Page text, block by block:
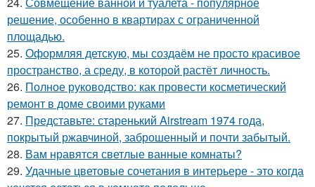
решение, особенно в квартирах с ограниченной
площадью.
25. Оформляя детскую, мы создаём не просто красивое
пространство, а среду, в которой растёт личность.
26. Полное руководство: как провести косметический
ремонт в доме своими руками
27. Представьте: старенький Airstream 1974 года,
покрытый ржавчиной, заброшенный и почти забытый.
28. Вам нравятся светлые ванные комнаты?
29. Удачные цветовые сочетания в интерьере - это когда